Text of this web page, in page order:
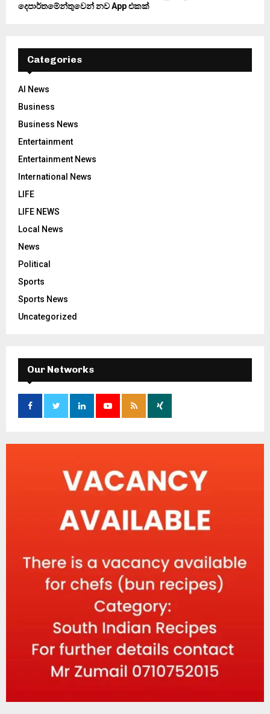
දෙපාර්තමේන්තුවෙන් නව App එකක්
Categories
AI News
Business
Business News
Entertainment
Entertainment News
International News
LIFE
LIFE NEWS
Local News
News
Political
Sports
Sports News
Uncategorized
Our Networks